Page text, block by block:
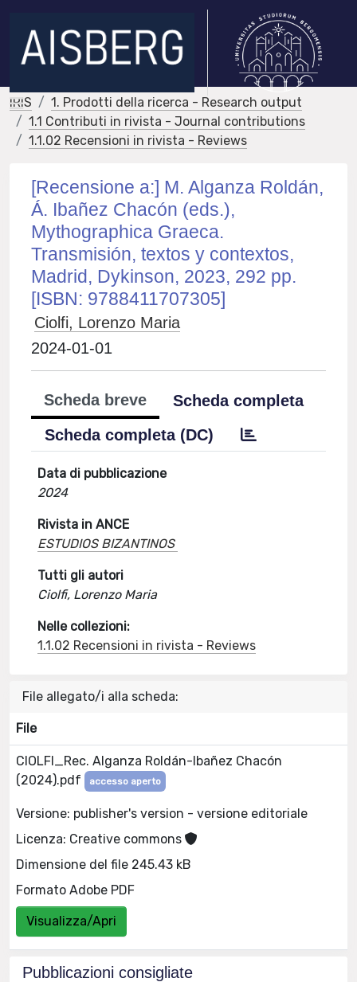
IRIS
1. Prodotti della ricerca - Research output
1.1 Contributi in rivista - Journal contributions
1.1.02 Recensioni in rivista - Reviews
[Recensione a:] M. Alganza Roldán,
Á. Ibañez Chacón (eds.),
Mythographica Graeca.
Transmisión, textos y contextos,
Madrid, Dykinson, 2023, 292 pp.
[ISBN: 9788411707305]
Ciolfi, Lorenzo Maria
2024-01-01
Scheda breve
Scheda completa
Scheda completa (DC)
Data di pubblicazione
2024
Rivista in ANCE
ESTUDIOS BIZANTINOS
Tutti gli autori
Ciolfi, Lorenzo Maria
Nelle collezioni:
1.1.02 Recensioni in rivista - Reviews
File allegato/i alla scheda:
File
CIOLFI_Rec. Alganza Roldán-Ibañez Chacón
(2024).pdf
accesso aperto
Versione: publisher's version - versione editoriale
Licenza: Creative commons
Dimensione del file 245.43 kB
Formato Adobe PDF
Visualizza/Apri
Pubblicazioni consigliate